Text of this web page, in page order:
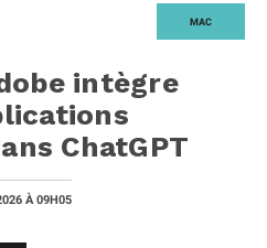
MAC
intègre
ChatGPT
À 09H05